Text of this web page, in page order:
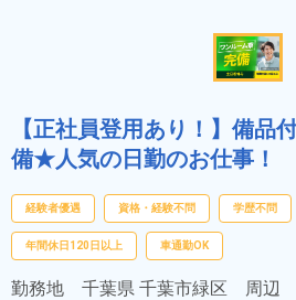
【正社員登用あり！】備品
備★人気の日勤のお仕事！
経験者優遇 資格・経験不問 学歴不問
年間休日120日以上 車通勤OK
勤務地 千葉県 千葉市緑区 周辺